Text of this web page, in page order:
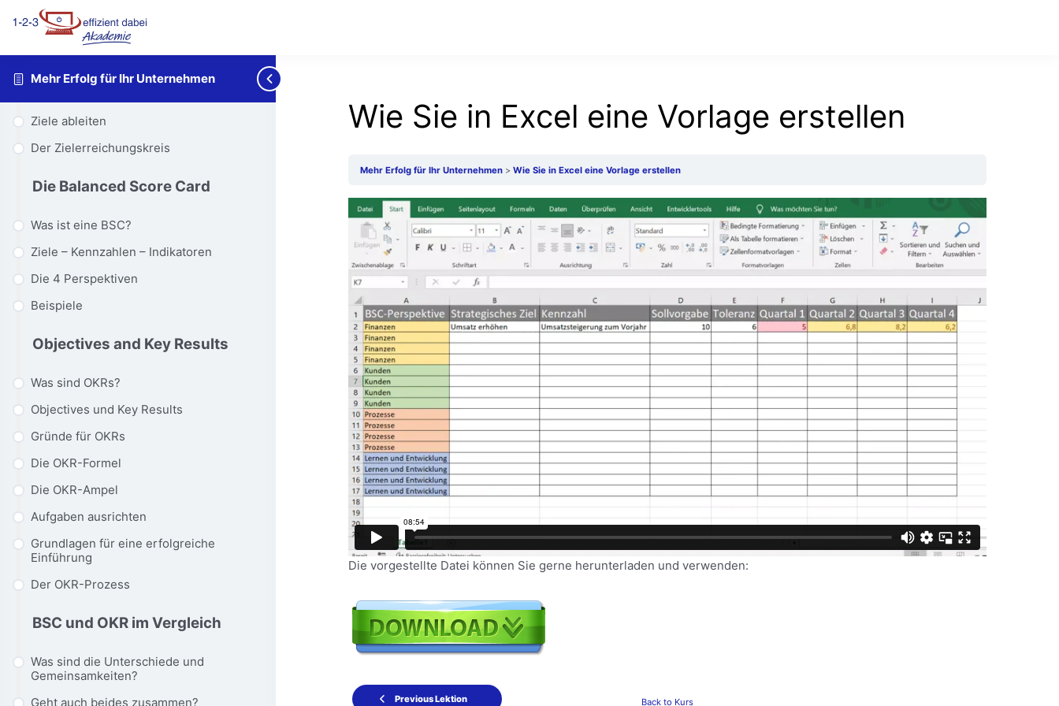
Mehr Erfolg für Ihr Unternehmen
Strategische Themenfelder
Ziele ableiten
Der Zielerreichungskreis
Die Balanced Score Card
Was ist eine BSC?
Ziele – Kennzahlen – Indikatoren
Die 4 Perspektiven
Beispiele
Objectives and Key Results
Was sind OKRs?
Objectives und Key Results
Gründe für OKRs
Die OKR-Formel
Die OKR-Ampel
Aufgaben ausrichten
Grundlagen für eine erfolgreiche
Einführung
Der OKR-Prozess
BSC und OKR im Vergleich
Was sind die Unterschiede und
Gemeinsamkeiten?
Geht auch beides zusammen?
Wie Sie in Excel eine Vorlage erstellen
Mehr Erfolg für Ihr Unternehmen Wie Sie in Excel eine Vorlage erstellen
Die vorgestellte Datei können Sie gerne herunterladen und verwenden:
Previous Lektion Back to Kurs